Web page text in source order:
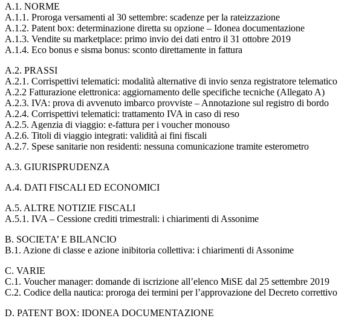
A.1. NORME
A.1.1. Proroga versamenti al 30 settembre: scadenze per la rateizzazione
A.1.2. Patent box: determinazione diretta su opzione – Idonea documentazione
A.1.3. Vendite su marketplace: primo invio dei dati entro il 31 ottobre 2019
A.1.4. Eco bonus e sisma bonus: sconto direttamente in fattura
A.2. PRASSI
A.2.1. Corrispettivi telematici: modalità alternative di invio senza registratore telematico
A.2.2 Fatturazione elettronica: aggiornamento delle specifiche tecniche (Allegato A)
A.2.3. IVA: prova di avvenuto imbarco provviste – Annotazione sul registro di bordo
A.2.4. Corrispettivi telematici: trattamento IVA in caso di reso
A.2.5. Agenzia di viaggio: e-fattura per i voucher monouso
A.2.6. Titoli di viaggio integrati: validità ai fini fiscali
A.2.7. Spese sanitarie non residenti: nessuna comunicazione tramite esterometro
A.3. GIURISPRUDENZA
A.4. DATI FISCALI ED ECONOMICI
A.5. ALTRE NOTIZIE FISCALI
A.5.1. IVA – Cessione crediti trimestrali: i chiarimenti di Assonime
B. SOCIETA’ E BILANCIO
B.1. Azione di classe e azione inibitoria collettiva: i chiarimenti di Assonime
C. VARIE
C.1. Voucher manager: domande di iscrizione all’elenco MiSE dal 25 settembre 2019
C.2. Codice della nautica: proroga dei termini per l’approvazione del Decreto correttivo
D. PATENT BOX: IDONEA DOCUMENTAZIONE